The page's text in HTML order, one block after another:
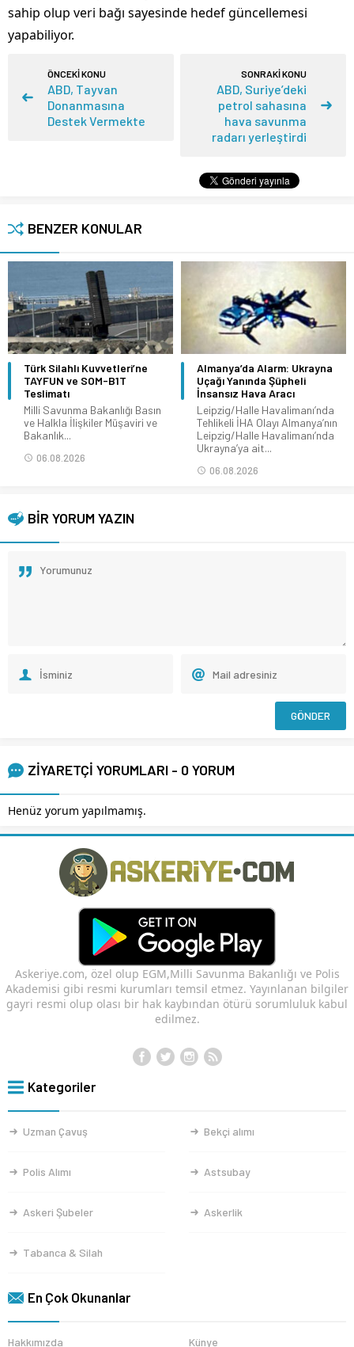
sahip olup veri bağı sayesinde hedef güncellemesi
yapabiliyor.
ÖNCEKİ KONU
ABD, Tayvan
Donanmasına
Destek Vermekte
SONRAKİ KONU
ABD, Suriye’deki
petrol sahasına
hava savunma
radarı yerleştirdi
BENZER KONULAR
Türk Silahlı Kuvvetleri’ne
TAYFUN ve SOM-B1T
Teslimatı
Milli Savunma Bakanlığı Basın
ve Halkla İlişkiler Müşaviri ve
Bakanlık...
06.08.2026
Almanya’da Alarm: Ukrayna
Uçağı Yanında Şüpheli
İnsansız Hava Aracı
Leipzig/Halle Havalimanı’nda
Tehlikeli İHA Olayı Almanya’nın
Leipzig/Halle Havalimanı’nda
Ukrayna’ya ait...
06.08.2026
BİR YORUM YAZIN
ZİYARETÇİ YORUMLARI - 0 YORUM
Henüz yorum yapılmamış.
Askeriye.com, özel olup EGM,Milli Savunma Bakanlığı ve Polis
Akademisi gibi resmi kurumları temsil etmez. Yayınlanan bilgiler
gayri resmi olup olası bir hak kaybından ötürü sorumluluk kabul
edilmez.
Kategoriler
Uzman Çavuş Bekçi alımı
Polis Alımı Astsubay
Askeri Şubeler Askerlik
Tabanca & Silah
En Çok Okunanlar
Hakkımızda Künye